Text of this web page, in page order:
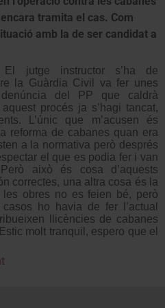
tramita el cas. Com
amb la de ser candidat a
El jutge instructor s’ha de
la Guàrdia Civil va fer unes
denúncia del PP que caldrà
procés ja s’hagi tancat,
L’únic que m’acusen és
reforma de cabanes quan era
a la normativa però després
el que es podia fer i van
això és cosa d’aquests
correctes, una altra cosa és la
obres no es feien bé, però
ho havia de fer l’actual
llicències de cabanes
molt tranquil, espero que el